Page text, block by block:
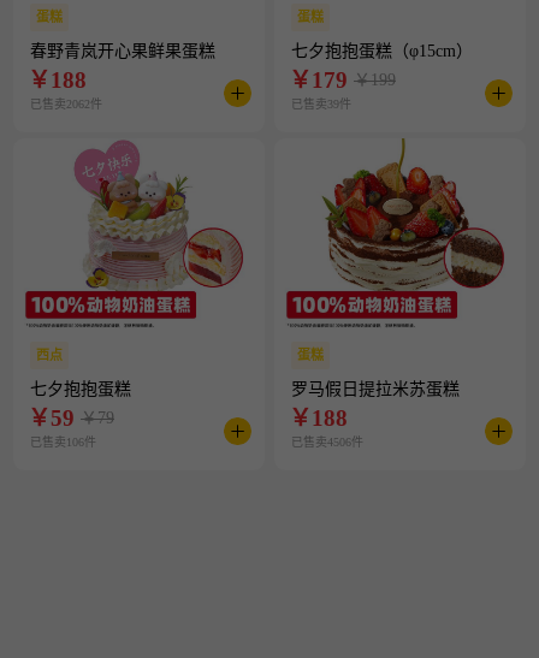
蛋糕
春野青岚开心果鲜果蛋糕
￥188
已售卖2062件
蛋糕
七夕抱抱蛋糕（φ15cm）
￥179 ￥199
已售卖39件
西点
七夕抱抱蛋糕
￥59 ￥79
已售卖106件
蛋糕
罗马假日提拉米苏蛋糕
￥188
已售卖4506件